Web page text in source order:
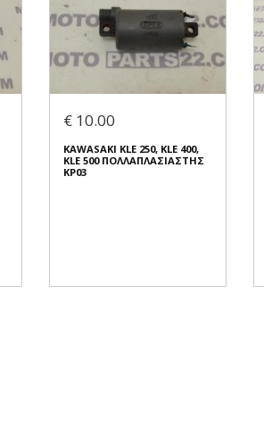
€ 10.00
KAWASAKI KLE 250, KLE 400,
KLE 500 ΠΟΛΛΑΠΛΑΣΙΑΣΤΗΣ
KP03